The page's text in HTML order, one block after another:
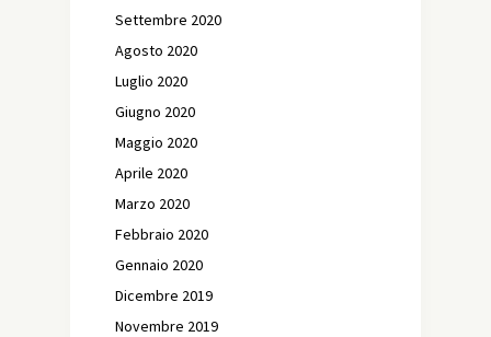
Settembre 2020
Agosto 2020
Luglio 2020
Giugno 2020
Maggio 2020
Aprile 2020
Marzo 2020
Febbraio 2020
Gennaio 2020
Dicembre 2019
Novembre 2019